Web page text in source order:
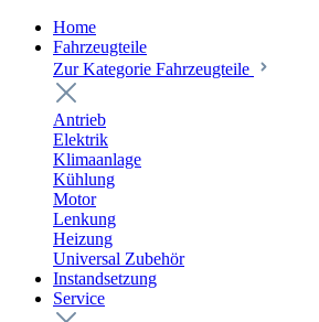
Home
Fahrzeugteile
Zur Kategorie Fahrzeugteile
Antrieb
Elektrik
Klimaanlage
Kühlung
Motor
Lenkung
Heizung
Universal Zubehör
Instandsetzung
Service